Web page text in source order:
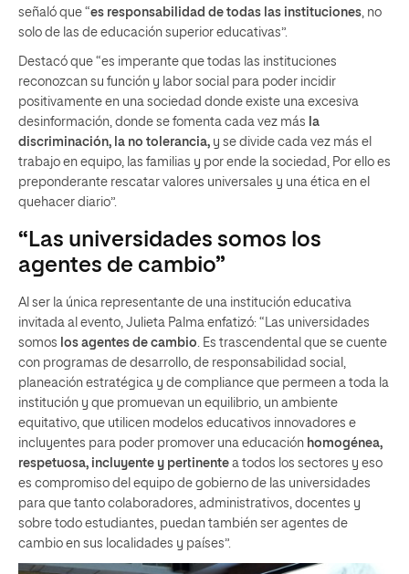
señaló que “es responsabilidad de todas las instituciones, no
solo de las de educación superior educativas”.
Destacó que “es imperante que todas las instituciones
reconozcan su función y labor social para poder incidir
positivamente en una sociedad donde existe una excesiva
desinformación, donde se fomenta cada vez más la
discriminación, la no tolerancia, y se divide cada vez más el
trabajo en equipo, las familias y por ende la sociedad, Por ello es
preponderante rescatar valores universales y una ética en el
quehacer diario”.
“Las universidades somos los
agentes de cambio”
Al ser la única representante de una institución educativa
invitada al evento, Julieta Palma enfatizó: “Las universidades
somos los agentes de cambio. Es trascendental que se cuente
con programas de desarrollo, de responsabilidad social,
planeación estratégica y de compliance que permeen a toda la
institución y que promuevan un equilibrio, un ambiente
equitativo, que utilicen modelos educativos innovadores e
incluyentes para poder promover una educación homogénea,
respetuosa, incluyente y pertinente a todos los sectores y eso
es compromiso del equipo de gobierno de las universidades
para que tanto colaboradores, administrativos, docentes y
sobre todo estudiantes, puedan también ser agentes de
cambio en sus localidades y países”.